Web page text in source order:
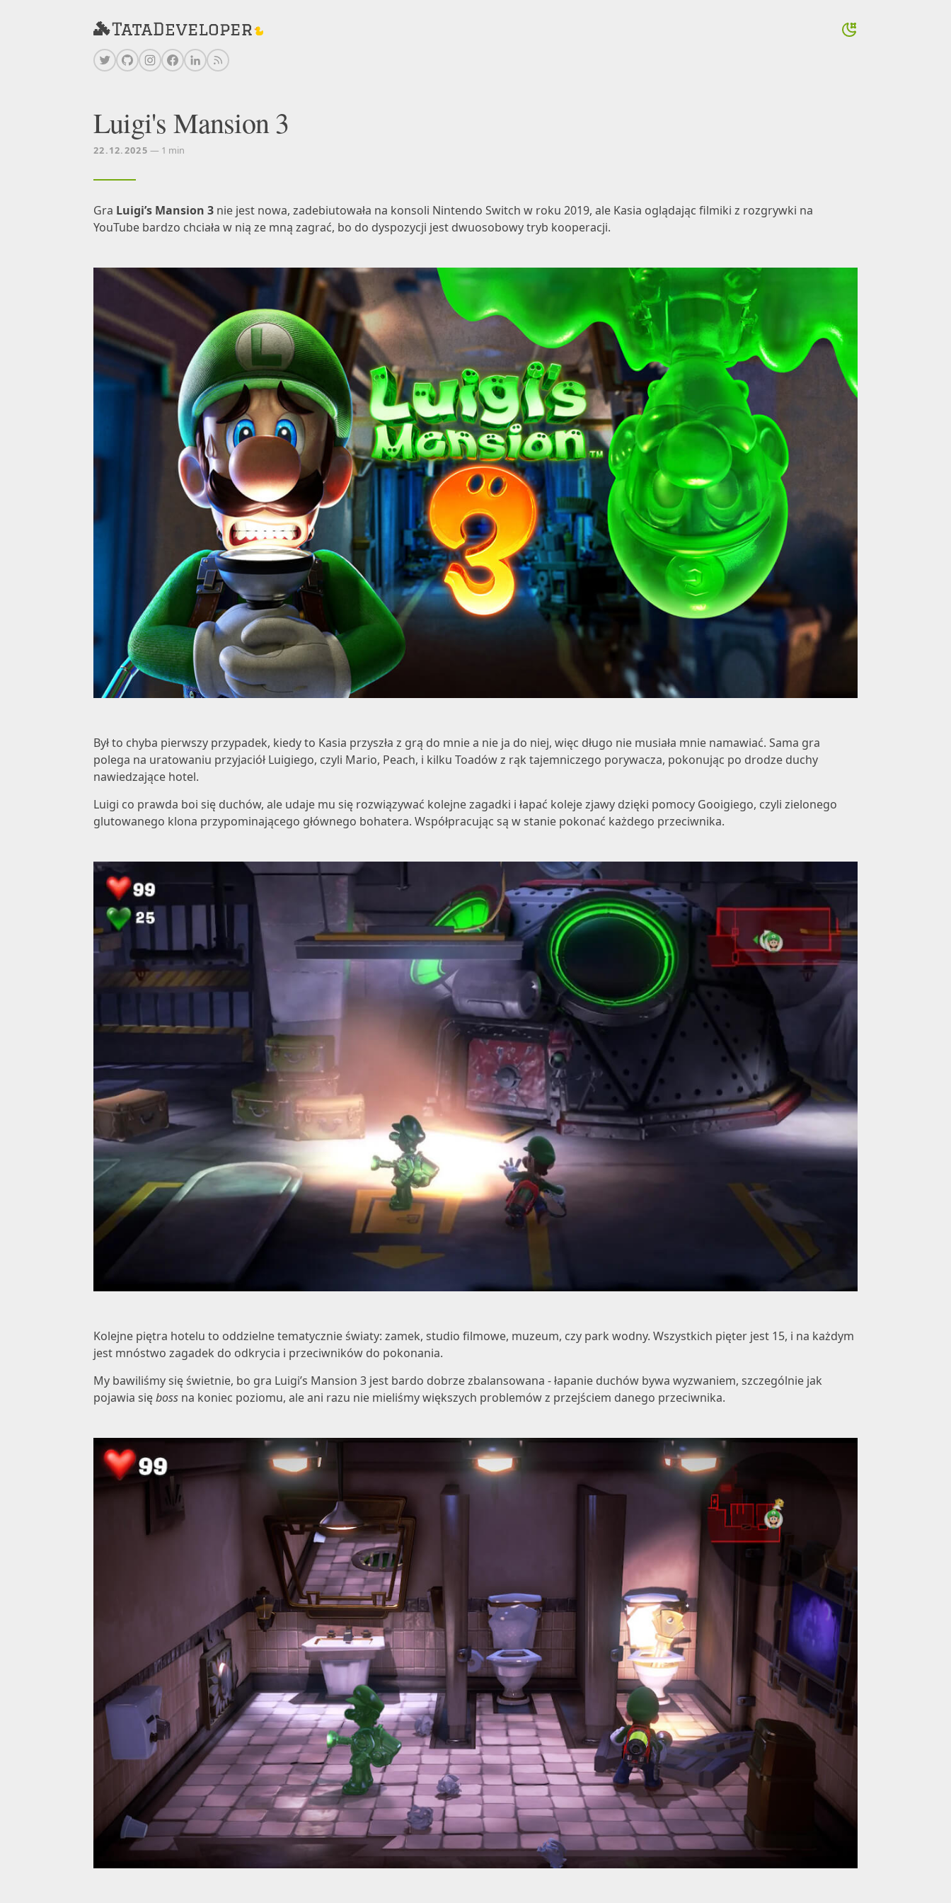
Luigi's Mansion 3
22.12.2025 — 1 min
Gra Luigi’s Mansion 3 nie jest nowa, zadebiutowała na konsoli Nintendo Switch w roku 2019, ale Kasia oglądając filmiki z rozgrywki na
YouTube bardzo chciała w nią ze mną zagrać, bo do dyspozycji jest dwuosobowy tryb kooperacji.
Był to chyba pierwszy przypadek, kiedy to Kasia przyszła z grą do mnie a nie ja do niej, więc długo nie musiała mnie namawiać. Sama gra
polega na uratowaniu przyjaciół Luigiego, czyli Mario, Peach, i kilku Toadów z rąk tajemniczego porywacza, pokonując po drodze duchy
nawiedzające hotel.
Luigi co prawda boi się duchów, ale udaje mu się rozwiązywać kolejne zagadki i łapać koleje zjawy dzięki pomocy Gooigiego, czyli zielonego
glutowanego klona przypominającego głównego bohatera. Współpracując są w stanie pokonać każdego przeciwnika.
Kolejne piętra hotelu to oddzielne tematycznie światy: zamek, studio filmowe, muzeum, czy park wodny. Wszystkich pięter jest 15, i na każdym
jest mnóstwo zagadek do odkrycia i przeciwników do pokonania.
My bawiliśmy się świetnie, bo gra Luigi’s Mansion 3 jest bardo dobrze zbalansowana - łapanie duchów bywa wyzwaniem, szczególnie jak
pojawia sięboss na koniec poziomu, ale ani razu nie mieliśmy większych problemów z przejściem danego przeciwnika.